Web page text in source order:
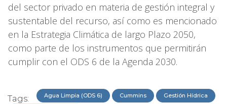
del sector privado en materia de gestión integral y
sustentable del recurso, así como es mencionado
en la Estrategia Climática de largo Plazo 2050,
como parte de los instrumentos que permitirán
cumplir con el ODS 6 de la Agenda 2030.
Tags: Agua Limpia (ODS 6) Cummins Gestión Hídrica